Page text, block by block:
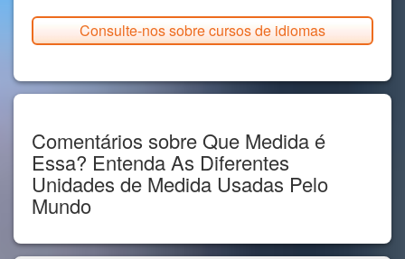
Consulte-nos sobre cursos de idiomas
Comentários sobre Que Medida é
Essa? Entenda As Diferentes
Unidades de Medida Usadas Pelo
Mundo